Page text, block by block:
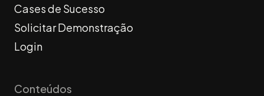
Cases de Sucesso
Solicitar Demonstração
Login
Conteúdos